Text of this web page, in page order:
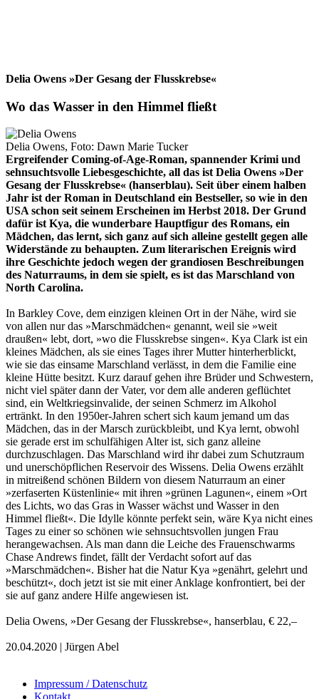
Delia Owens »Der Gesang der Flusskrebse«
Wo das Wasser in den Himmel fließt
Delia Owens, Foto: Dawn Marie Tucker
Ergreifender Coming-of-Age-Roman, spannender Krimi und
sehnsuchtsvolle Liebesgeschichte, all das ist Delia Owens »Der
Gesang der Flusskrebse« (hanserblau). Seit über einem halben
Jahr ist der Roman in Deutschland ein Bestseller, so wie in den
USA schon seit seinem Erscheinen im Herbst 2018. Der Grund
dafür ist Kya, die wunderbare Hauptfigur des Romans, ein
Mädchen, das lernt, sich ganz auf sich alleine gestellt gegen alle
Widerstände zu behaupten. Zum literarischen Ereignis wird
ihre Geschichte jedoch wegen der grandiosen Beschreibungen
des Naturraums, in dem sie spielt, es ist das Marschland von
North Carolina.
In Barkley Cove, dem einzigen kleinen Ort in der Nähe, wird sie
von allen nur das »Marschmädchen« genannt, weil sie »weit
draußen« lebt, dort, »wo die Flusskrebse singen«. Kya Clark ist ein
kleines Mädchen, als sie eines Tages ihrer Mutter hinterherblickt,
wie sie das einsame Marschland verlässt, in dem die Familie eine
kleine Hütte besitzt. Kurz darauf gehen ihre Brüder und Schwestern,
nicht viel später dann der Vater, vor dem alle anderen geflüchtet
sind, ein Weltkriegsinvalide, der seinen Schmerz im Alkohol
ertränkt. In den 1950er-Jahren schert sich kaum jemand um das
Mädchen, das in der Marsch zurückbleibt, und Kya lernt, obwohl
sie gerade erst im schulfähigen Alter ist, sich ganz alleine
durchzuschlagen. Das Marschland wird ihr dabei zum Schutzraum
und unerschöpflichen Reservoir des Wissens. Delia Owens erzählt
in mitreißend schönen Bildern von diesem Naturraum an einer
»zerfaserten Küstenlinie« mit ihren »grünen Lagunen«, einem »Ort
des Lichts, wo das Gras in Wasser wächst und Wasser in den
Himmel fließt«. Die Idylle könnte perfekt sein, wäre Kya nicht eines
Tages zu einer so schönen wie sehnsuchtsvollen jungen Frau
herangewachsen. Als man dann die Leiche des Frauenschwarms
Chase Andrews findet, fällt der Verdacht sofort auf das
»Marschmädchen«. Bisher hat die Natur Kya »genährt, gelehrt und
beschützt«, doch jetzt ist sie mit einer Anklage konfrontiert, bei der
sie auf ganz andere Hilfe angewiesen ist.
Delia Owens, »Der Gesang der Flusskrebse«, hanserblau, € 22,–
20.04.2020 | Jürgen Abel
Impressum / Datenschutz